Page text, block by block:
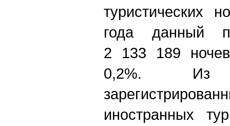
туристических
года данный
2 133 189
0,2%. Из
иностранных